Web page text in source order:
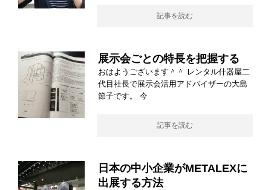
記事を読む
展示会ごとの特長を把握する
おはようございます＾＾ レンタル什器屋二
代目社長で展示会活用アドバイザーの大島
節子です。 今
記事を読む
日本の中小企業がMETALEXに
出展する方法